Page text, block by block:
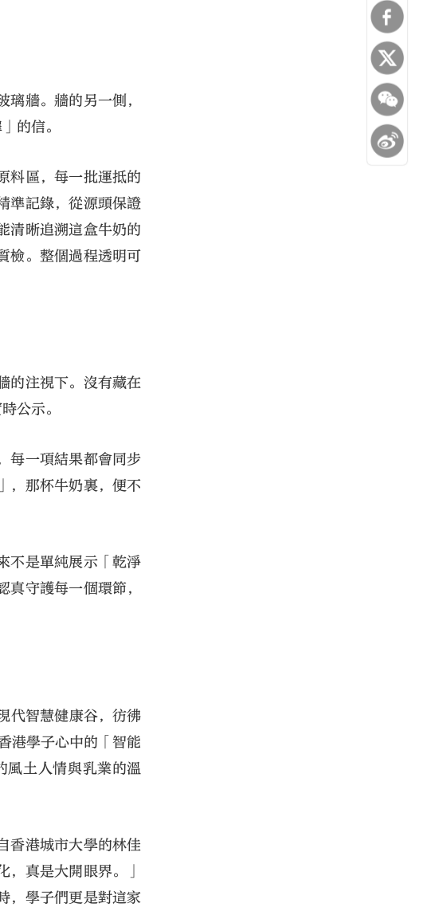
牆。牆的另一側，
的信。
料區，每一批運抵的
準記錄，從源頭保證
清晰追溯這盒牛奶的
檢。整個過程透明可
的注視下。沒有藏在
公示。
每一項結果都會同步
，那杯牛奶裏，便不
不是單純展示「乾淨
守護每一個環節，
代智慧健康谷，彷彿
港學子心中的「智能
風土人情與乳業的溫
香港城市大學的林佳
真是大開眼界。」
，學子們更是對這家